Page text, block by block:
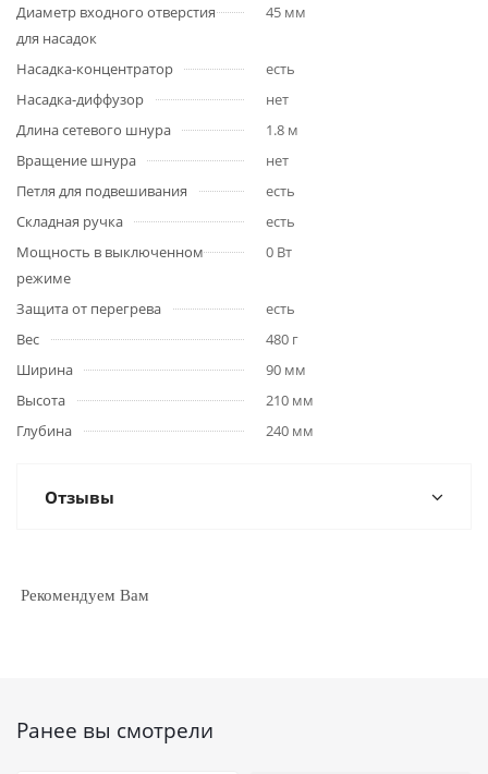
Диаметр входного отверстия
для насадок
45 мм
Насадка-концентратор
есть
Насадка-диффузор
нет
Длина сетевого шнура
1.8 м
Вращение шнура
нет
Петля для подвешивания
есть
Складная ручка
есть
Мощность в выключенном
режиме
0 Вт
Защита от перегрева
есть
Вес
480 г
Ширина
90 мм
Высота
210 мм
Глубина
240 мм
Отзывы
Рекомендуем Вам
Ранее вы смотрели